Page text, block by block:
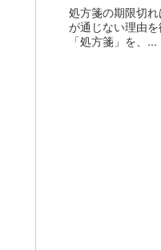
処方箋の期限切
が通じない理由
「処方箋」を、...